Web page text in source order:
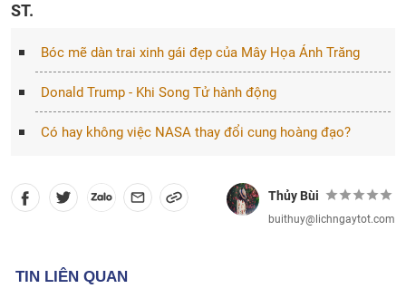
ST.
Bóc mẽ dàn trai xinh gái đẹp của Mây Họa Ánh Trăng
Donald Trump - Khi Song Tử hành động
Có hay không việc NASA thay đổi cung hoàng đạo?
Thủy Bùi
buithuy@lichngaytot.com